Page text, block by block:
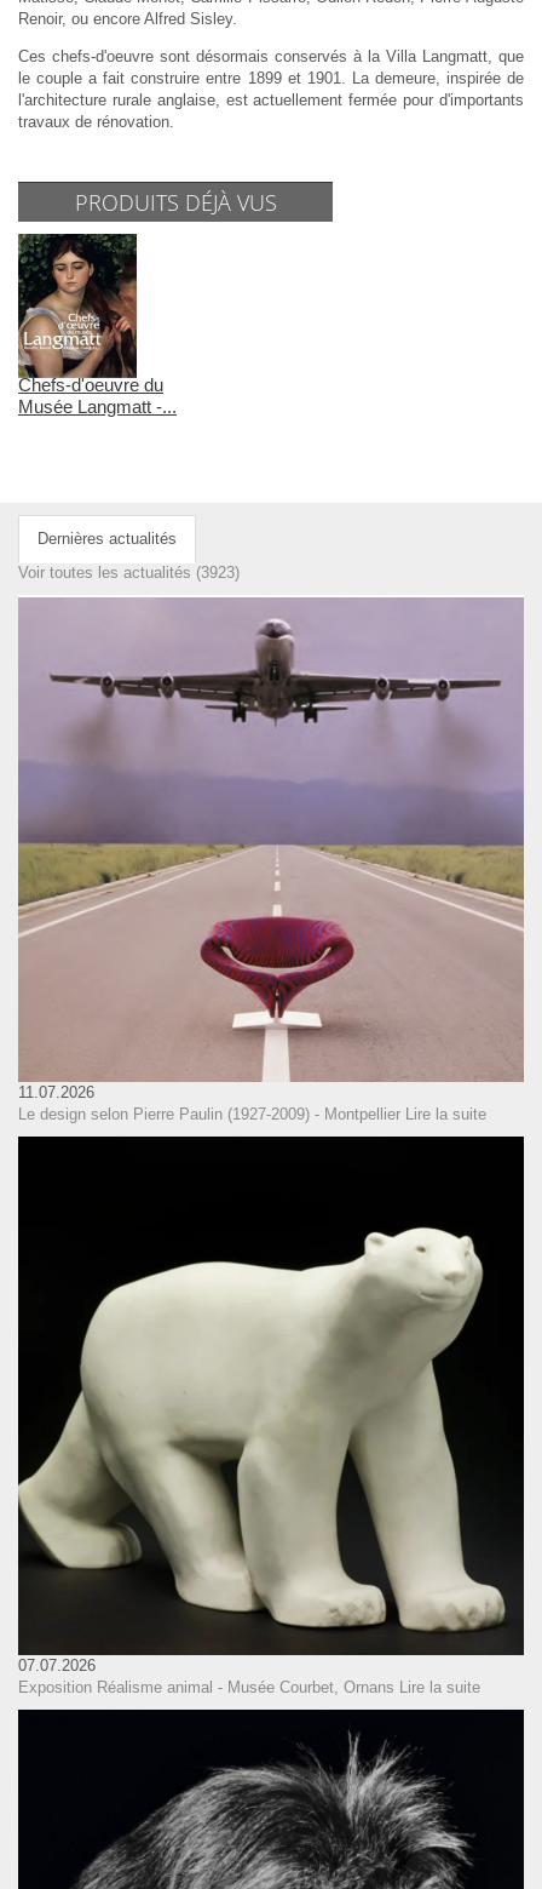
Renoir, ou encore Alfred Sisley.
Ces chefs-d'oeuvre sont désormais conservés à la Villa Langmatt, que
le couple a fait construire entre 1899 et 1901. La demeure, inspirée de
l'architecture rurale anglaise, est actuellement fermée pour d'importants
travaux de rénovation.
PRODUITS DÉJÀ VUS
Chefs-d'oeuvre du
Musée Langmatt -...
Dernières actualités
Voir toutes les actualités (3923)
11.07.2026
Le design selon Pierre Paulin (1927-2009) - Montpellier
Lire la suite
07.07.2026
Exposition Réalisme animal - Musée Courbet, Ornans
Lire la suite